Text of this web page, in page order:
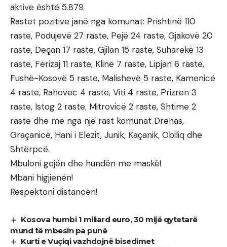
aktive është 5.879.
Rastet pozitive janë nga komunat: Prishtinë 110
raste, Podujevë 27 raste, Pejë 24 raste, Gjakovë 20
raste, Deçan 17 raste, Gjilan 15 raste, Suharekë 13
raste, Ferizaj 11 raste, Klinë 7 raste, Lipjan 6 raste,
Fushë-Kosovë 5 raste, Malishevë 5 raste, Kamenicë
4 raste, Rahovec 4 raste, Viti 4 raste, Prizren 3
raste, Istog 2 raste, Mitrovicë 2 raste, Shtime 2
raste dhe me nga një rast komunat Drenas,
Graçanicë, Hani i Elezit, Junik, Kaçanik, Obiliq dhe
Shtërpcë.
Mbuloni gojën dhe hundën me maskë!
Mbani higjienën!
Respektoni distancën!
Kosova humbi 1 miliard euro, 30 mijë qytetarë
mund të mbesin pa punë
Kurti e Vuçiqi vazhdojnë bisedimet